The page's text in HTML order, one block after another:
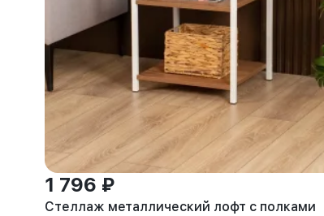
1 796 ₽
Стеллаж металлический лофт с полками